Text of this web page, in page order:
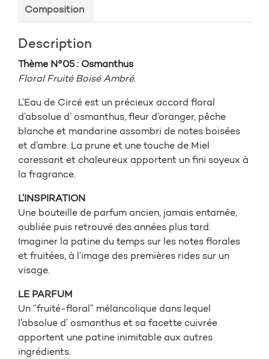
Composition
Description
Thème N°05 : Osmanthus
Floral Fruité Boisé Ambré.
L’Eau de Circé est un précieux accord floral
d’absolue d’ osmanthus, fleur d’oranger, pêche
blanche et mandarine assombri de notes boisées
et d’ambre. La prune et une touche de Miel
caressant et chaleureux apportent un fini soyeux à
la fragrance.
L’INSPIRATION
Une bouteille de parfum ancien, jamais entamée,
oubliée puis retrouvé des années plus tard.
Imaginer la patine du temps sur les notes florales
et fruitées, à l’image des premières rides sur un
visage.
LE PARFUM
Un “fruité-floral” mélancolique dans lequel
l’absolue d’ osmanthus et sa facette cuivrée
apportent une patine inimitable aux autres
ingrédients.